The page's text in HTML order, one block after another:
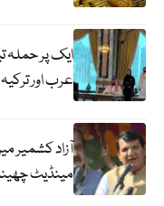
ایک پر حملہ
عرب اور
آزاد کشمیر
مینڈیٹ